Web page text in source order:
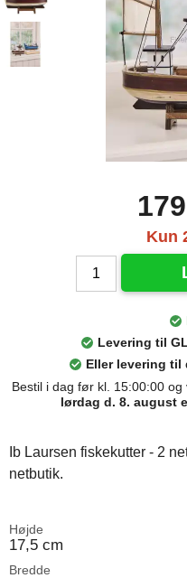
Kun
Levering til
Eller levering til
Bestil i dag før kl. 15:00:00
lørdag d. 8. august
Ib Laursen fiskekutter - 2
netbutik.
Højde
17,5 cm
Bredde